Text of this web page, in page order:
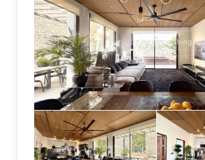
Entspannen und Unterhalten.
Immobilie bietet reichlich Stauraum
alle durchdacht entworfen
harmonischen Fluss zwischen
Außenleben zu schaffen.
Im Herzen des Dorfes San Jose
bequemen Parkplätzen vor Ort,
Superior-Wohnung von einer